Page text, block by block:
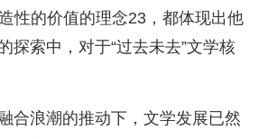
性的价值的理念23，都体现出他
探索中，对于“过去未去”文学核
合浪潮的推动下，文学发展已然